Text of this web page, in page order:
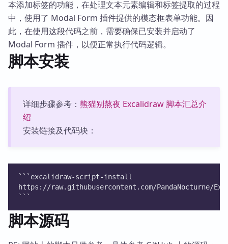
本添加标签的功能，在处理文本元素编辑和标签提取的过程
中，使用了 Modal Form 插件提供的模态框表单功能。因
此，在使用这段代码之前，需要确保已安装并启动了
Modal Form 插件，以便正常执行代码逻辑。
脚本安装
详细步骤参考： 熊猫别熬夜 Excalidraw 脚本汇总介
绍
安装链接及代码块：
```excalidraw-script-install
https://raw.githubusercontent.com/PandaNocturne/
```
脚本源码